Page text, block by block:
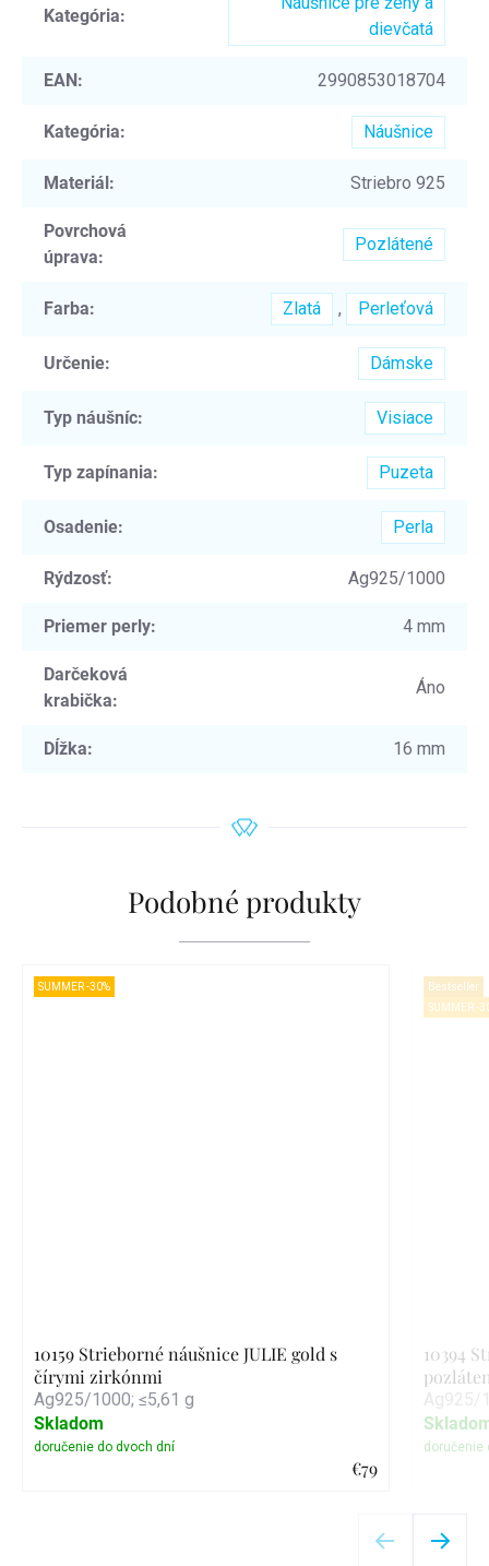
Kategória:
dievčatá
EAN: 2990853018704
Kategória: Náušnice
Materiál: Striebro 925
Povrchová
úprava:
Pozlátené
Farba: Zlatá , Perleťová
Určenie: Dámske
Typ náušníc: Visiace
Typ zapínania: Puzeta
Osadenie: Perla
Rýdzosť: Ag925/1000
Priemer perly: 4 mm
Darčeková
krabička:
Áno
Dĺžka: 16 mm
Podobné produkty
SUMMER -30%
10159 Strieborné náušnice JULIE gold s
čírymi zirkónmi
Ag925/1000; ≤5,61 g
€79
Skladom
Bestseller
SUMMER -
10394